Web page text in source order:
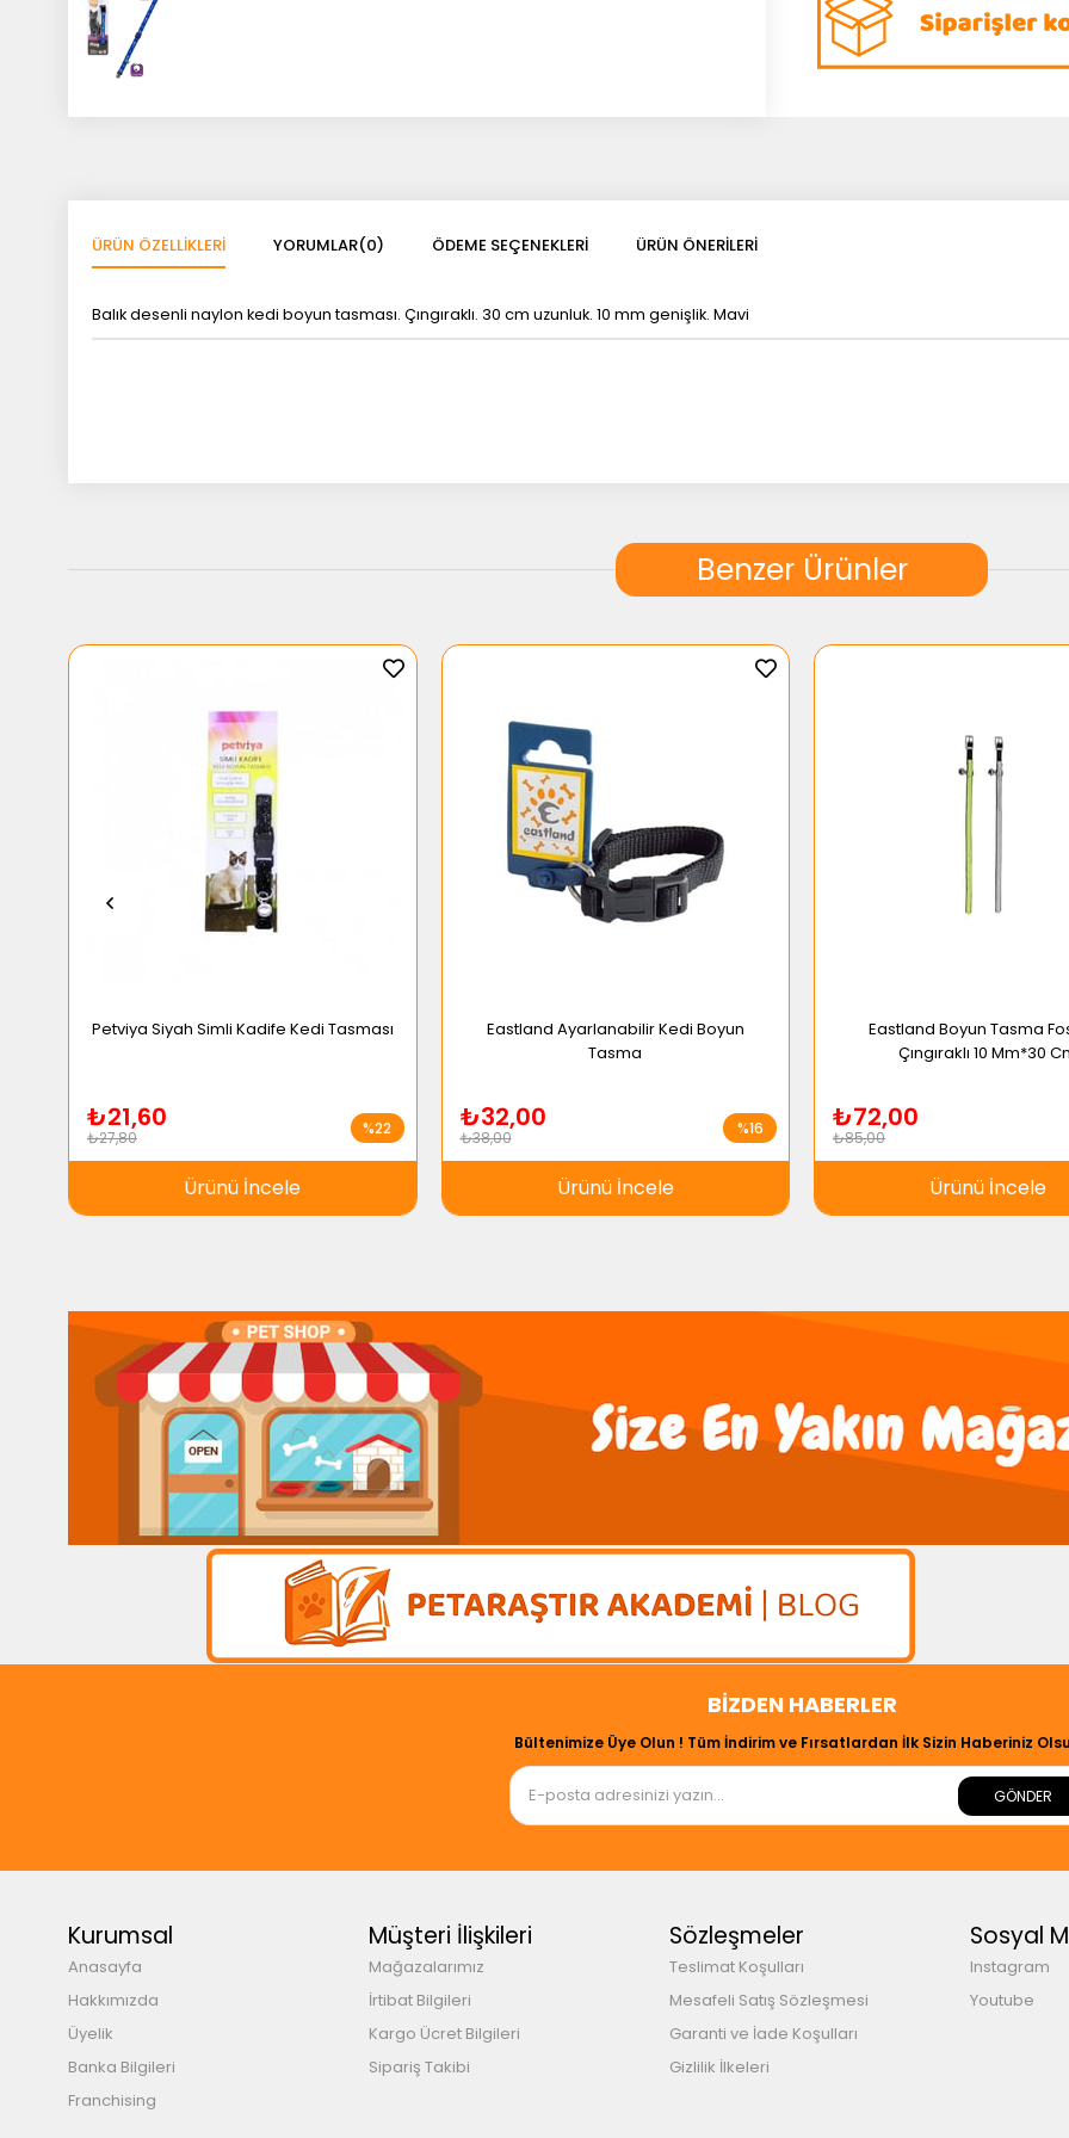
ÜRÜN ÖZELLIKLERI YORUMLAR(0) ÖDEME SEÇENEKLERI ÜRÜN ÖNERILERI
Balık desenli naylon kedi boyun tasması. Çıngıraklı. 30 cm uzunluk. 10 mm genişlik. Mavi
Benzer Ürünler
Petviya Siyah Simli Kadife Kedi Tasması
₺21,60
₺27,80
Ürünü İncele
%22
Eastland Ayarlanabilir Kedi Boyun
Tasma
₺32,00
₺38,00
Ürünü İncele
%16
Eastland Boyun Tasma
Çıngıraklı 10 Mm*30
₺72,00
₺85,00
Ürünü İncele
BIZDEN HABERLER
Bültenimize Üye Olun ! Tüm İndirim ve Fırsatlardan İlk Sizin Haberiniz
GÖNDER
Kurumsal
Anasayfa
Hakkımızda
Üyelik
Banka Bilgileri
Franchising
Müşteri İlişkileri
Mağazalarımız
İrtibat Bilgileri
Kargo Ücret Bilgileri
Sipariş Takibi
Sözleşmeler
Teslimat Koşulları
Mesafeli Satış Sözleşmesi
Garanti ve İade Koşulları
Gizlilik İlkeleri
Sosyal
Instagram
Youtube